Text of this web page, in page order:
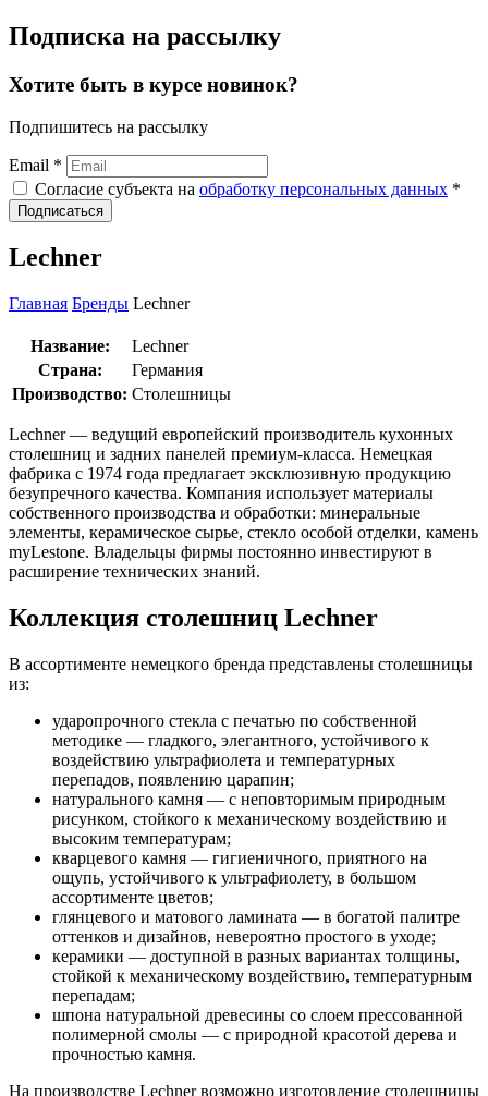
Подписка на рассылку
Хотите быть в курсе новинок?
Подпишитесь на рассылку
Email *
Согласие субъекта на обработку персональных данных *
Подписаться
Lechner
Главная Бренды Lechner
Название:
Lechner
Страна:
Германия
Производство: Столешницы
Lechner — ведущий европейский производитель кухонных
столешниц и задних панелей премиум-класса. Немецкая
фабрика с 1974 года предлагает эксклюзивную продукцию
безупречного качества. Компания использует материалы
собственного производства и обработки: минеральные
элементы, керамическое сырье, стекло особой отделки, камень
myLestone. Владельцы фирмы постоянно инвестируют в
расширение технических знаний.
Коллекция столешниц Lechner
В ассортименте немецкого бренда представлены столешницы
из:
ударопрочного стекла с печатью по собственной
методике — гладкого, элегантного, устойчивого к
воздействию ультрафиолета и температурных
перепадов, появлению царапин;
натурального камня — с неповторимым природным
рисунком, стойкого к механическому воздействию и
высоким температурам;
кварцевого камня — гигиеничного, приятного на
ощупь, устойчивого к ультрафиолету, в большом
ассортименте цветов;
глянцевого и матового ламината — в богатой палитре
оттенков и дизайнов, невероятно простого в уходе;
керамики — доступной в разных вариантах толщины,
стойкой к механическому воздействию, температурным
перепадам;
шпона натуральной древесины со слоем прессованной
полимерной смолы — с природной красотой дерева и
прочностью камня.
На производстве Lechner возможно изготовление столешницы